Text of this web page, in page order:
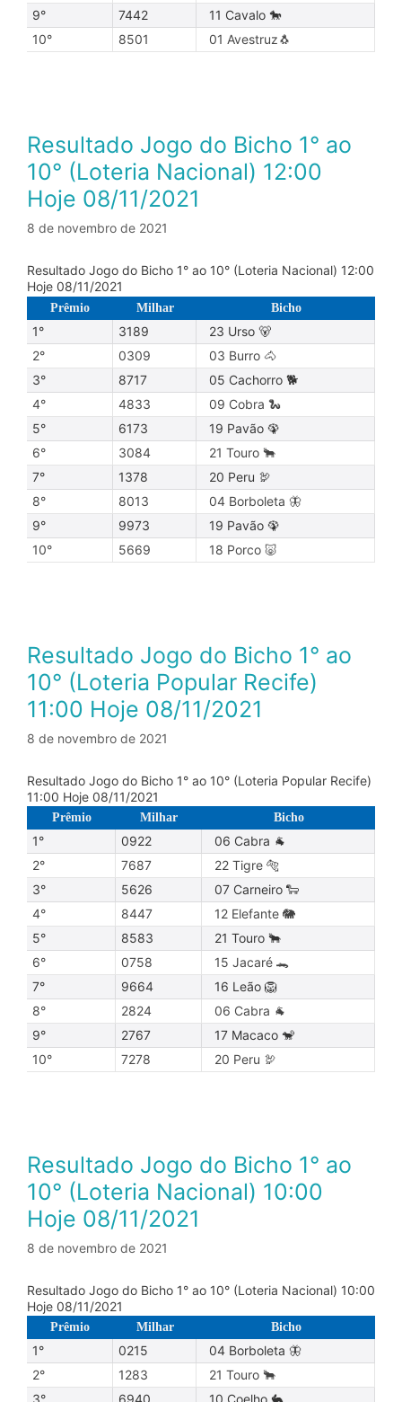
9°
7442
11 Cavalo 🐎
10°
8501 01 Avestruz🐧
Resultado Jogo do Bicho 1° ao
10° (Loteria Nacional) 12:00
Hoje 08/11/2021
8 de novembro de 2021
Resultado Jogo do Bicho 1° ao 10° (Loteria Nacional) 12:00
Hoje 08/11/2021
Prêmio Milhar Bicho
1° 3189
23 Urso 🐻
2°
0309
03 Burro 🐴
3°
8717
05 Cachorro 🐕
4°
4833
09 Cobra 🐍
5°
6173
19 Pavão 🦚
6°
3084
21 Touro 🐂
7°
1378
20 Peru 🦃
8°
8013
04 Borboleta 🦋
9°
9973
19 Pavão 🦚
10°
5669 18 Porco 🐷
Resultado Jogo do Bicho 1° ao
10° (Loteria Popular Recife)
11:00 Hoje 08/11/2021
8 de novembro de 2021
Resultado Jogo do Bicho 1° ao 10° (Loteria Popular Recife)
11:00 Hoje 08/11/2021
Prêmio Milhar Bicho
1° 0922
06 Cabra 🐐
2°
7687
22 Tigre 🐅
3°
5626
07 Carneiro 🐑
4°
8447
12 Elefante 🐘
5°
8583
21 Touro 🐂
6°
0758
15 Jacaré 🐊
7°
9664
16 Leão 🦁
8°
2824
06 Cabra 🐐
9°
2767
17 Macaco 🐒
10°
7278 20 Peru 🦃
Resultado Jogo do Bicho 1° ao
10° (Loteria Nacional) 10:00
Hoje 08/11/2021
8 de novembro de 2021
Resultado Jogo do Bicho 1° ao 10° (Loteria Nacional) 10:00
Hoje 08/11/2021
Prêmio Milhar Bicho
1° 0215
04 Borboleta 🦋
2°
1283
21 Touro 🐂